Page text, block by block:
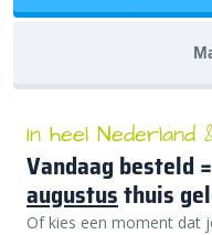
In heel Nederland
Vandaag besteld
augustusthuis
Of kies een moment dat